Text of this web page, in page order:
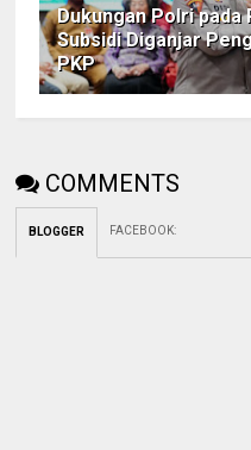
Dukungan Polri pada
Subsidi Diganjar
PKP
COMMENTS
BLOGGER FACEBOOK: